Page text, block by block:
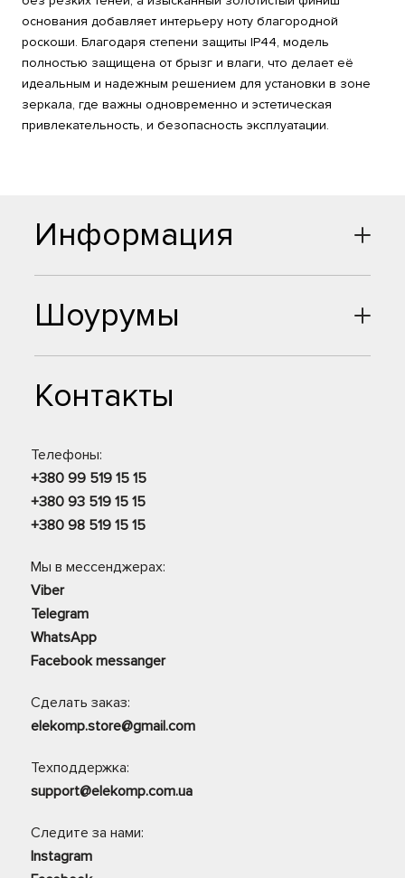
основания добавляет интерьеру ноту благородной
роскоши. Благодаря степени защиты IP44, модель
полностью защищена от брызг и влаги, что делает её
идеальным и надежным решением для установки в зоне
зеркала, где важны одновременно и эстетическая
привлекательность, и безопасность эксплуатации.
Шоурумы
Контакты
Телефоны:
+380 99 519 15 15
+380 93 519 15 15
+380 98 519 15 15
Мы в мессенджерах:
Viber
Telegram
WhatsApp
Facebook messanger
Сделать заказ:
elekomp.store@gmail.com
Техподдержка:
support@elekomp.com.ua
Следите за нами:
Instagram
Информация